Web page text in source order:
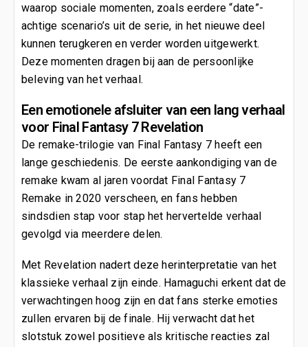
waarop sociale momenten, zoals eerdere “date”-
achtige scenario’s uit de serie, in het nieuwe deel
kunnen terugkeren en verder worden uitgewerkt.
Deze momenten dragen bij aan de persoonlijke
beleving van het verhaal.
Een emotionele afsluiter van een lang verhaal
voor Final Fantasy 7 Revelation
De remake-trilogie van Final Fantasy 7 heeft een
lange geschiedenis. De eerste aankondiging van de
remake kwam al jaren voordat Final Fantasy 7
Remake in 2020 verscheen, en fans hebben
sindsdien stap voor stap het hervertelde verhaal
gevolgd via meerdere delen.
Met Revelation nadert deze herinterpretatie van het
klassieke verhaal zijn einde. Hamaguchi erkent dat de
verwachtingen hoog zijn en dat fans sterke emoties
zullen ervaren bij de finale. Hij verwacht dat het
slotstuk zowel positieve als kritische reacties zal